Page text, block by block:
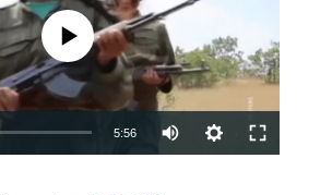
source currently available
5:56